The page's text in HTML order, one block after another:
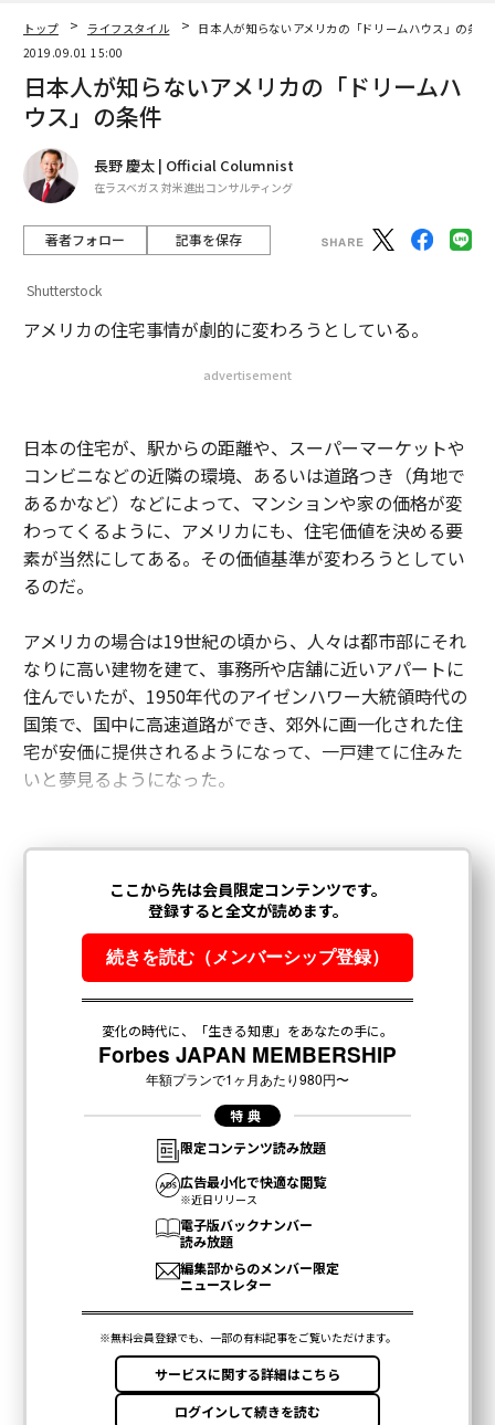
トップ ライフスタイル
日本人が知らないアメリカの「ドリームハウス」の条件
2019.09.01 15:00
日本人が知らないアメリカの「ドリームハ
ウス」の条件
長野 慶太 | Official Columnist
在ラスベガス 対米進出コンサルティング
著者フォロー 記事を保存
Shutterstock
アメリカの住宅事情が劇的に変わろうとしている。
advertisement
日本の住宅が、駅からの距離や、スーパーマーケットや
コンビニなどの近隣の環境、あるいは道路つき（角地で
あるかなど）などによって、マンションや家の価格が変
わってくるように、アメリカにも、住宅価値を決める要
素が当然にしてある。その価値基準が変わろうとしてい
るのだ。
アメリカの場合は19世紀の頃から、人々は都市部にそれ
なりに高い建物を建て、事務所や店舗に近いアパートに
住んでいたが、1950年代のアイゼンハワー大統領時代の
国策で、国中に高速道路ができ、郊外に画一化された住
宅が安価に提供されるようになって、一戸建てに住みた
いと夢見るようになった。